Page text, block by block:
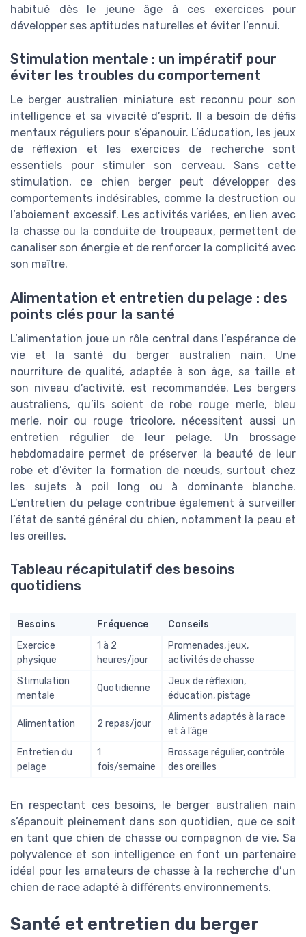
habitué dès le jeune âge à ces exercices pour
développer ses aptitudes naturelles et éviter l’ennui.
Stimulation mentale : un impératif pour
éviter les troubles du comportement
Le berger australien miniature est reconnu pour son
intelligence et sa vivacité d’esprit. Il a besoin de défis
mentaux réguliers pour s’épanouir. L’éducation, les jeux
de réflexion et les exercices de recherche sont
essentiels pour stimuler son cerveau. Sans cette
stimulation, ce chien berger peut développer des
comportements indésirables, comme la destruction ou
l’aboiement excessif. Les activités variées, en lien avec
la chasse ou la conduite de troupeaux, permettent de
canaliser son énergie et de renforcer la complicité avec
son maître.
Alimentation et entretien du pelage : des
points clés pour la santé
L’alimentation joue un rôle central dans l’espérance de
vie et la santé du berger australien nain. Une
nourriture de qualité, adaptée à son âge, sa taille et
son niveau d’activité, est recommandée. Les bergers
australiens, qu’ils soient de robe rouge merle, bleu
merle, noir ou rouge tricolore, nécessitent aussi un
entretien régulier de leur pelage. Un brossage
hebdomadaire permet de préserver la beauté de leur
robe et d’éviter la formation de nœuds, surtout chez
les sujets à poil long ou à dominante blanche.
L’entretien du pelage contribue également à surveiller
l’état de santé général du chien, notamment la peau et
les oreilles.
Tableau récapitulatif des besoins
quotidiens
Besoins Fréquence
Conseils
Exercice
physique
1 à 2
heures/jour
Promenades, jeux,
activités de chasse
Stimulation
mentale
Quotidienne
Jeux de réflexion,
éducation, pistage
Alimentation 2 repas/jour
Aliments adaptés à la race
et à l’âge
Entretien du
pelage
1
fois/semaine
Brossage régulier, contrôle
des oreilles
En respectant ces besoins, le berger australien nain
s’épanouit pleinement dans son quotidien, que ce soit
en tant que chien de chasse ou compagnon de vie. Sa
polyvalence et son intelligence en font un partenaire
idéal pour les amateurs de chasse à la recherche d’un
chien de race adapté à différents environnements.
Santé et entretien du berger